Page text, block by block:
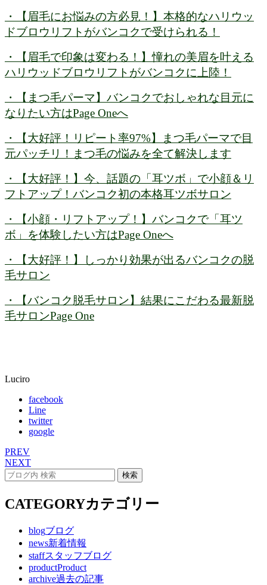
・【眉毛にお悩みの方必見！】本格的なハリウッ
ドブロウリフトがバンコクで受けられる！
・【眉毛で印象は変わる！】憧れの美眉を叶える
ハリウッドブロウリフトがバンコクに上陸！
・【まつ毛パーマ】バンコクでおしゃれな目元に
なりたい方はPage Oneへ
・【大好評！リピート率97%】まつ毛パーマで目
元パッチリ！まつ毛の悩みを全て解決します
・【大好評！】今、話題の「耳ツボ」で小顔＆リ
フトアップ！バンコク初の本格耳ツボサロン
・【小顔・リフトアップ！】バンコクで「耳ツ
ボ」を体験したい方はPage Oneへ
・【大好評！】しっかり効果が出るバンコクの脱
毛サロン
・【バンコク脱毛サロン】結果にこだわる最新脱
毛サロンPage One
Luciro
facebook
Line
twitter
google
PREV
NEXT
CATEGORYカテゴリー
blogブログ
news新着情報
staffスタッフブログ
productProduct
archive過去の記事